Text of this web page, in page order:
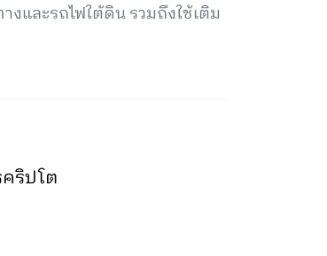
และรถไฟใต้ดิน รวมถึงใช้เติม
ริปโต